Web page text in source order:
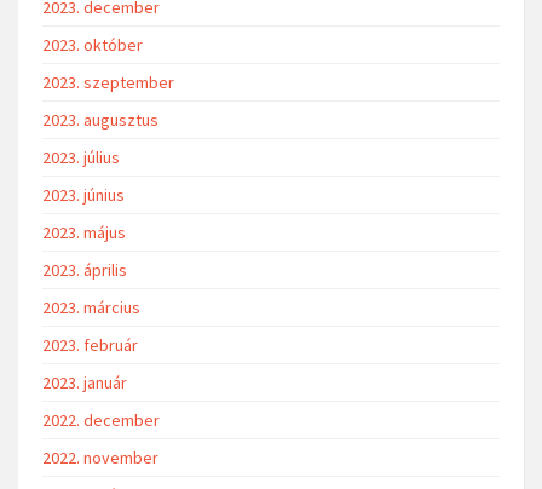
2023. december
2023. október
2023. szeptember
2023. augusztus
2023. július
2023. június
2023. május
2023. április
2023. március
2023. február
2023. január
2022. december
2022. november